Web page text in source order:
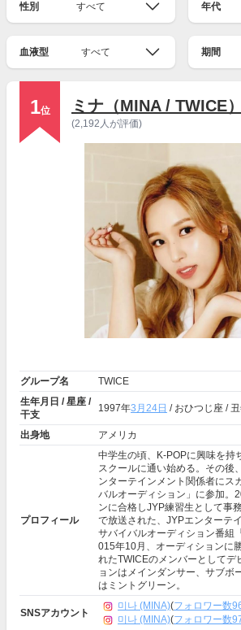
性別 すべて 年代
血液型 すべて 期間
1位 ミナ（MINA / TWICE）
(2,192人が評価)
グループ名
TWICE
生年月日 / 星座 /
干支
1997年3月24日 / おひつじ座 /
出身地 アメリカ
プロフィール
中学生の頃、K-POPに興味を持
スクールに通い始める。その後
ンターテインメント関係者にス
バルオーディション」に参加。
ンに合格しJYP練習生として事
で放送された、JYPエンターテ
サバイバルオーディション番組
015年10月、オーディションに
れたTWICEのメンバーとしてデ
ョンはメインダンサー、サブボ
はミントグリーン。
SNSアカウント
미나 (MINA)(フォロワー数
미나 (MINA)(フォロワー数